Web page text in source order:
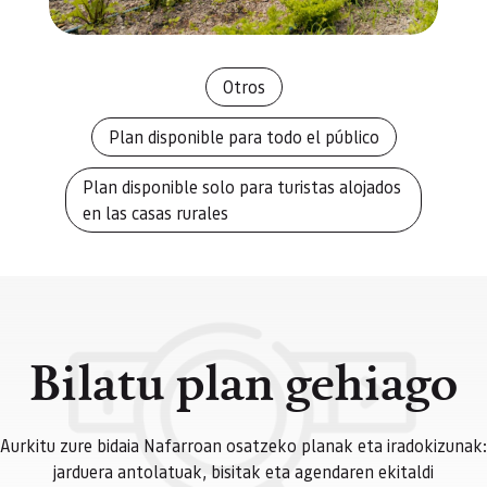
Otros
Plan disponible para todo el público
Plan disponible solo para turistas alojados
en las casas rurales
Bilatu plan gehiago
Aurkitu zure bidaia Nafarroan osatzeko planak eta iradokizunak:
jarduera antolatuak, bisitak eta agendaren ekitaldi